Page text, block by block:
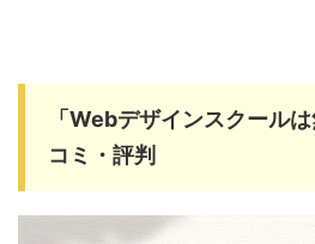
「Webデザインスクール
コミ・評判